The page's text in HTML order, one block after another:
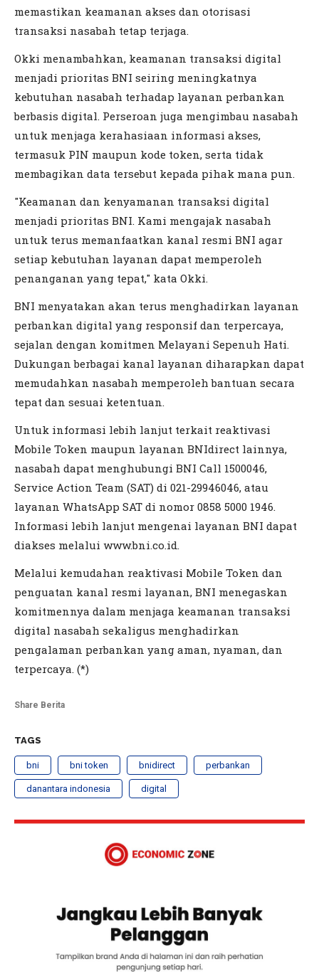
memastikan keamanan akses dan otorisasi
transaksi nasabah tetap terjaga.
Okki menambahkan, keamanan transaksi digital
menjadi prioritas BNI seiring meningkatnya
kebutuhan nasabah terhadap layanan perbankan
berbasis digital. Perseroan juga mengimbau nasabah
untuk menjaga kerahasiaan informasi akses,
termasuk PIN maupun kode token, serta tidak
membagikan data tersebut kepada pihak mana pun.
"Keamanan dan kenyamanan transaksi digital
menjadi prioritas BNI. Kami mengajak nasabah
untuk terus memanfaatkan kanal resmi BNI agar
setiap kebutuhan layanan dapat memperoleh
penanganan yang tepat," kata Okki.
BNI menyatakan akan terus menghadirkan layanan
perbankan digital yang responsif dan terpercaya,
sejalan dengan komitmen Melayani Sepenuh Hati.
Dukungan berbagai kanal layanan diharapkan dapat
memudahkan nasabah memperoleh bantuan secara
tepat dan sesuai ketentuan.
Untuk informasi lebih lanjut terkait reaktivasi
Mobile Token maupun layanan BNIdirect lainnya,
nasabah dapat menghubungi BNI Call 1500046,
Service Action Team (SAT) di 021-29946046, atau
layanan WhatsApp SAT di nomor 0858 5000 1946.
Informasi lebih lanjut mengenai layanan BNI dapat
diakses melalui www.bni.co.id.
Melalui kemudahan reaktivasi Mobile Token dan
penguatan kanal resmi layanan, BNI menegaskan
komitmennya dalam menjaga keamanan transaksi
digital nasabah sekaligus menghadirkan
pengalaman perbankan yang aman, nyaman, dan
terpercaya. (*)
Share Berita
TAGS
bni bni token bnidirect perbankan
danantara indonesia digital